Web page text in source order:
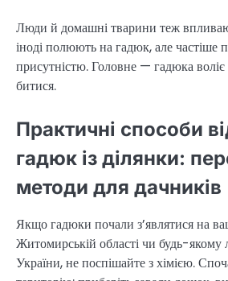
Люди й домашні тварини теж
іноді полюють на гадюк, але частіше
присутністю. Головне — гадюка воліє
битися.
Практичні способи
гадюк із ділянки:
методи для дачників
Якщо гадюки почали з’являтися на
Житомирській області чи будь-якому
України, не поспішайте з хімією.